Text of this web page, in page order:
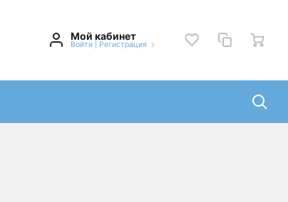
Мой кабинет
Войти Регистрация